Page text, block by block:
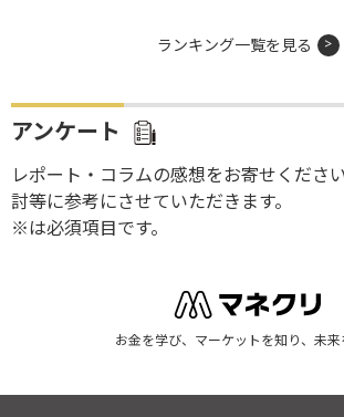
ランキング一覧を見る
アンケート
レポート・コラムの感想をお寄せくださ
討等に参考にさせていただきます。
※は必須項目です。
お金を学び、マーケットを知り、未来